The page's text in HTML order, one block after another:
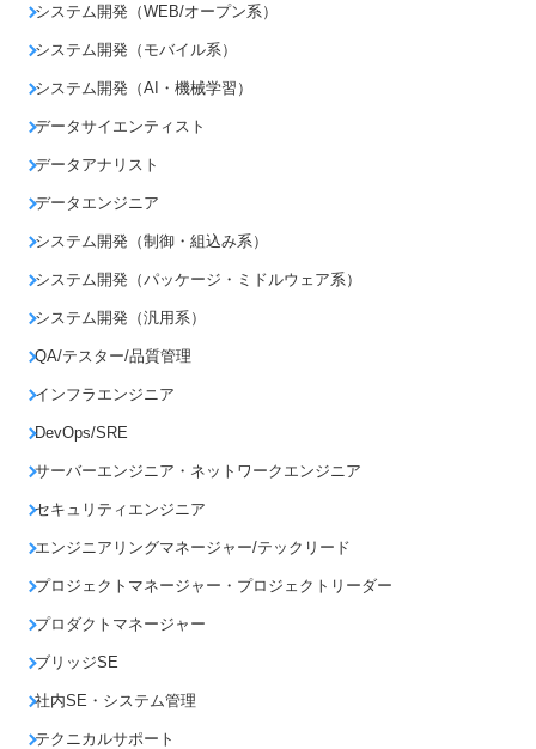
システム開発（WEB/オープン系）
システム開発（モバイル系）
システム開発（AI・機械学習）
データサイエンティスト
データアナリスト
データエンジニア
システム開発（制御・組込み系）
システム開発（パッケージ・ミドルウェア系）
システム開発（汎用系）
QA/テスター/品質管理
インフラエンジニア
DevOps/SRE
サーバーエンジニア・ネットワークエンジニア
セキュリティエンジニア
エンジニアリングマネージャー/テックリード
プロジェクトマネージャー・プロジェクトリーダー
プロダクトマネージャー
ブリッジSE
社内SE・システム管理
テクニカルサポート